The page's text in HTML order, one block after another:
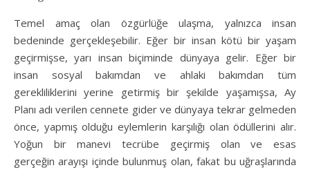
Temel amaç olan özgürlüğe ulaşma, yalnızca insan
bedeninde gerçekleşebilir. Eğer bir insan kötü bir yaşam
geçirmişse, yarı insan biçiminde dünyaya gelir. Eğer bir
insan sosyal bakımdan ve ahlaki bakımdan tüm
gerekliliklerini yerine getirmiş bir şekilde yaşamışsa, Ay
Planı adı verilen cennete gider ve dünyaya tekrar gelmeden
önce, yapmış olduğu eylemlerin karşılığı olan ödüllerini alır.
Yoğun bir manevi tecrübe geçirmiş olan ve esas
gerçeğin arayışı içinde bulunmuş olan, fakat bu uğraşlarında